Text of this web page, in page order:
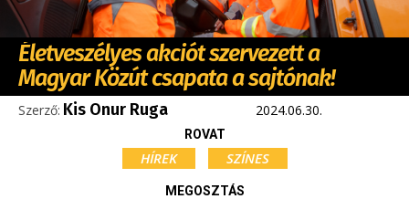
Életveszélyes akciót szervezett a
Magyar Közút csapata a sajtónak!
Szerző: Kis Onur Ruga 2024.06.30.
ROVAT
HÍREK SZÍNES
MEGOSZTÁS